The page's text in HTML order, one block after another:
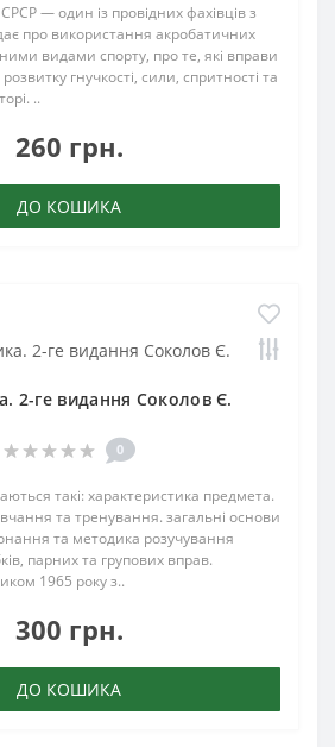
— один із провідних фахівців з
про використання акробатичних
видами спорту, про те, які вправи
гнучкості, сили, спритності та
..
260 грн.
ДО КОШИКА
2-ге видання Соколов Є.
0
такі: характеристика предмета.
та тренування. загальні основи
та методика розучування
парних та групових вправ.
1965 року з..
300 грн.
ДО КОШИКА